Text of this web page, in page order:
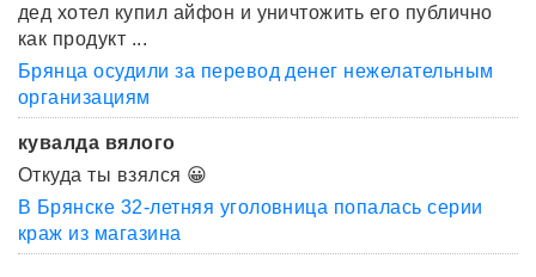
дед хотел купил айфон и уничтожить его публично
как продукт ...
Брянца осудили за перевод денег нежелательным
организациям
кувалда вялого
Откуда ты взялся 😀
В Брянске 32-летняя уголовница попалась серии
краж из магазина